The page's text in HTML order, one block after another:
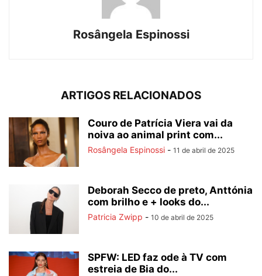
Rosângela Espinossi
ARTIGOS RELACIONADOS
Couro de Patrícia Viera vai da
noiva ao animal print com...
Rosângela Espinossi - 11 de abril de 2025
Deborah Secco de preto, Anttónia
com brilho e + looks do...
Patricia Zwipp - 10 de abril de 2025
SPFW: LED faz ode à TV com
estreia de Bia do...